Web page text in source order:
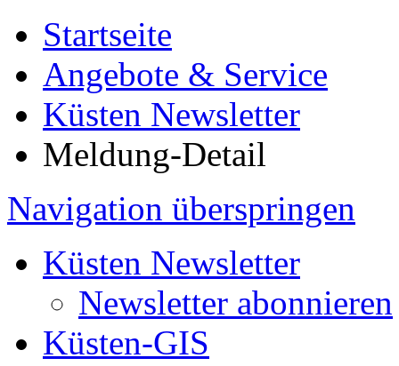
Startseite
Angebote & Service
Küsten Newsletter
Meldung-Detail
Navigation überspringen
Küsten Newsletter
Newsletter abonnieren
Küsten-GIS